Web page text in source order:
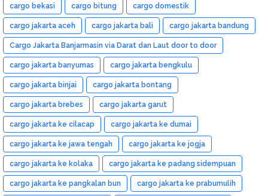
cargo bekasi cargo bitung cargo domestik
cargo jakarta aceh cargo jakarta bali cargo jakarta bandung
Cargo Jakarta Banjarmasin via Darat dan Laut door to door
cargo jakarta banyumas cargo jakarta bengkulu
cargo jakarta binjai cargo jakarta bontang
cargo jakarta brebes cargo jakarta garut
cargo jakarta ke cilacap cargo jakarta ke dumai
cargo jakarta ke jawa tengah cargo jakarta ke jogja
cargo jakarta ke kolaka cargo jakarta ke padang sidempuan
cargo jakarta ke pangkalan bun cargo jakarta ke prabumulih